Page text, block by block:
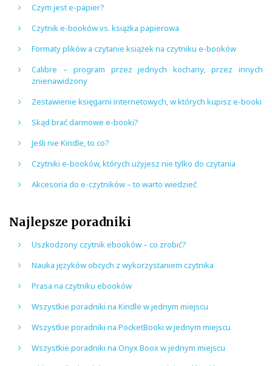
Czym jest e-papier?
Czytnik e-booków vs. książka papierowa
Formaty plików a czytanie książek na czytniku e-booków
Calibre – program przez jednych kochany, przez innych
znienawidzony
Zestawienie księgarni internetowych, w których kupisz e-booki
Skąd brać darmowe e-booki?
Jeśli nie Kindle, to co?
Czytniki e-booków, których użyjesz nie tylko do czytania
Akcesoria do e-czytników – to warto wiedzieć
Najlepsze poradniki
Uszkodzony czytnik ebooków – co zrobić?
Nauka języków obcych z wykorzystaniem czytnika
Prasa na czytniku ebooków
Wszystkie poradniki na Kindle w jednym miejscu
Wszystkie poradniki na PocketBooki w jednym miejscu
Wszystkie poradniki na Onyx Boox w jednym miejscu